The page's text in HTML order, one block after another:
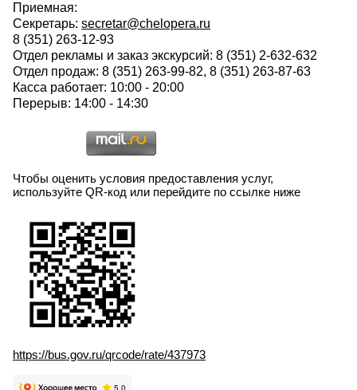
Приемная:
Секретарь: secretar@chelopera.ru
8 (351) 263-12-93
Отдел рекламы и заказ экскурсий: 8 (351) 2-632-632
Отдел продаж: 8 (351) 263-99-82, 8 (351) 263-87-63
Касса работает: 10:00 - 20:00
Перерыв: 14:00 - 14:30
Чтобы оценить условия предоставления услуг,
используйте QR-код или перейдите по ссылке ниже
https://bus.gov.ru/qrcode/rate/437973